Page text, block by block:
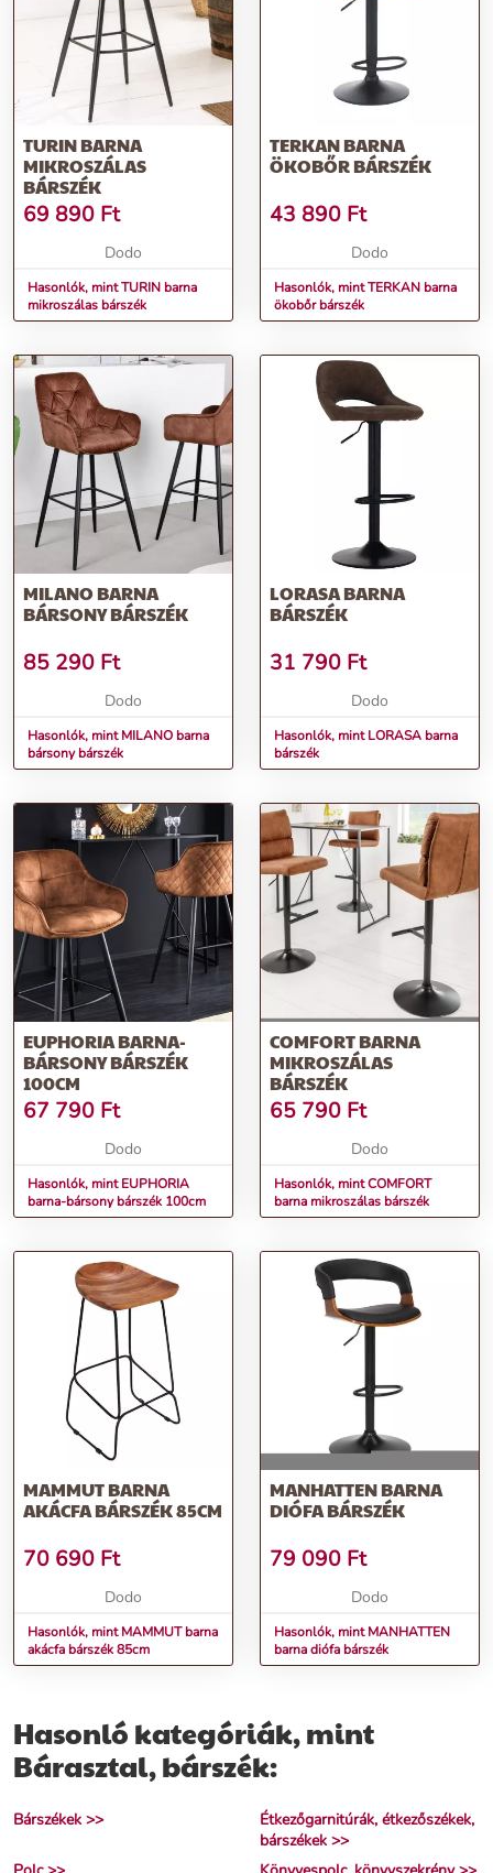
TURIN BARNA
MIKROSZÁLAS
BÁRSZÉK
69 890 Ft
Dodo
Hasonlók, mint TURIN barna
mikroszálas bárszék
TERKAN BARNA
ÖKOBŐR BÁRSZÉK
43 890 Ft
Dodo
Hasonlók, mint TERKAN barna
ökobőr bárszék
MILANO BARNA
BÁRSONY BÁRSZÉK
85 290 Ft
Dodo
Hasonlók, mint MILANO barna
bársony bárszék
LORASA BARNA
BÁRSZÉK
31 790 Ft
Dodo
Hasonlók, mint LORASA barna
bárszék
EUPHORIA BARNA-
BÁRSONY BÁRSZÉK
100CM
67 790 Ft
Dodo
Hasonlók, mint EUPHORIA
barna-bársony bárszék 100cm
COMFORT BARNA
MIKROSZÁLAS
BÁRSZÉK
65 790 Ft
Dodo
Hasonlók, mint COMFORT
barna mikroszálas bárszék
MAMMUT BARNA
AKÁCFA BÁRSZÉK 85CM
70 690 Ft
Dodo
Hasonlók, mint MAMMUT barna
akácfa bárszék 85cm
MANHATTEN BARNA
DIÓFA BÁRSZÉK
79 090 Ft
Dodo
Hasonlók, mint MANHATTEN
barna diófa bárszék
Hasonló kategóriák, mint
Bárasztal, bárszék:
Bárszékek >>
Étkezőgarnitúrák, étkezőszékek,
bárszékek >>